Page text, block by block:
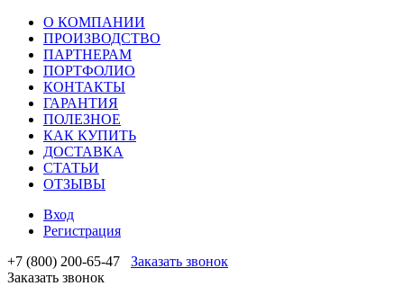
О КОМПАНИИ
ПРОИЗВОДСТВО
ПАРТНЕРАМ
ПОРТФОЛИО
КОНТАКТЫ
ГАРАНТИЯ
ПОЛЕЗНОЕ
КАК КУПИТЬ
ДОСТАВКА
СТАТЬИ
ОТЗЫВЫ
Вход
Регистрация
+7 (800) 200-65-47
Заказать звонок
Заказать звонок